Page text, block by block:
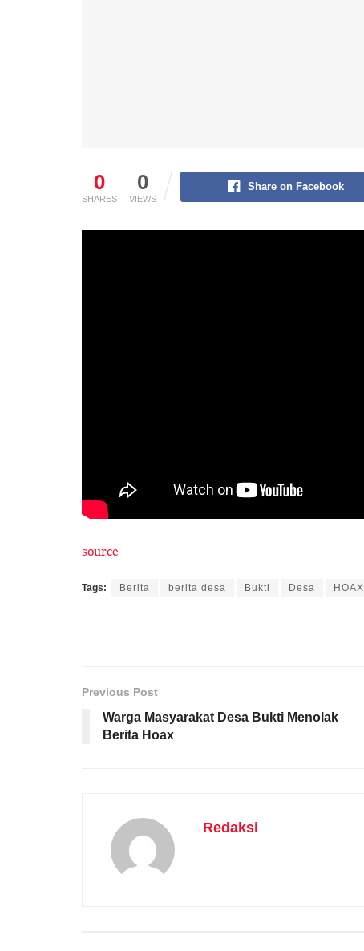
0
SHARES
0
VIEWS
Share on Facebook
source
Tags: Berita berita desa Bukti Desa HOAX
Previous Post
Warga Masyarakat Desa Bukti Menolak
Berita Hoax
Redaksi